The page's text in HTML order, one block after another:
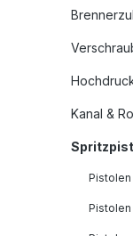
Kanal &
Pistolen